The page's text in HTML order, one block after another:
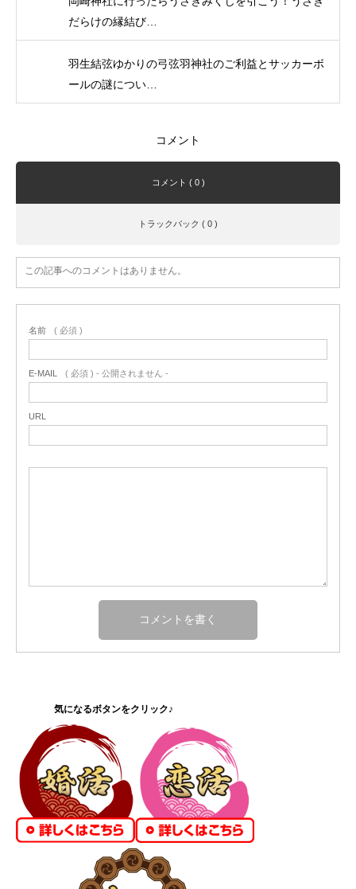
だらけの縁結び…
羽生結弦ゆかりの弓弦羽神社のご利益とサッカーボ
ールの謎につい…
コメント
コメント ( 0 )
トラックバック ( 0 )
この記事へのコメントはありません。
名前 ( 必須 )
E-MAIL ( 必須 ) - 公開されません -
URL
気になるボタンをクリック♪